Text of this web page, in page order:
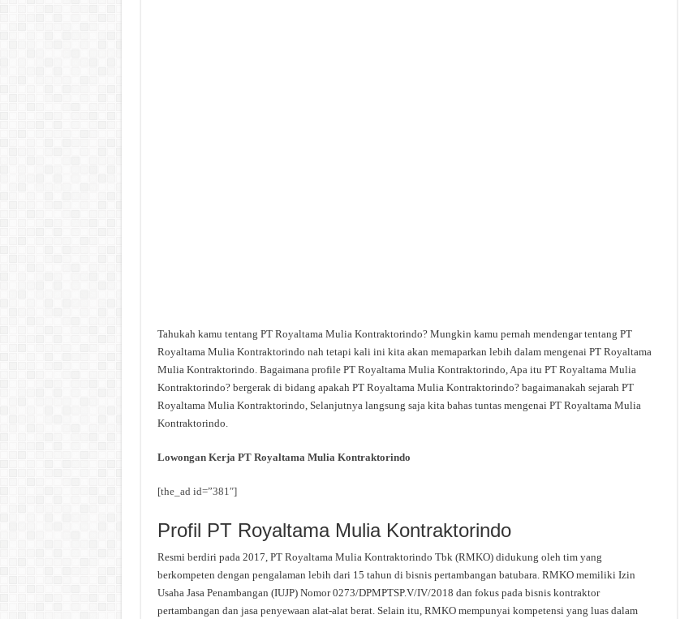
Tahukah kamu tentang PT Royaltama Mulia Kontraktorindo? Mungkin kamu pernah mendengar tentang PT
Royaltama Mulia Kontraktorindo nah tetapi kali ini kita akan memaparkan lebih dalam mengenai PT Royaltama
Mulia Kontraktorindo. Bagaimana profile PT Royaltama Mulia Kontraktorindo, Apa itu PT Royaltama Mulia
Kontraktorindo? bergerak di bidang apakah PT Royaltama Mulia Kontraktorindo? bagaimanakah sejarah PT
Royaltama Mulia Kontraktorindo, Selanjutnya langsung saja kita bahas tuntas mengenai PT Royaltama Mulia
Kontraktorindo.
Lowongan Kerja PT Royaltama Mulia Kontraktorindo
[the_ad id=”381″]
Profil PT Royaltama Mulia Kontraktorindo
Resmi berdiri pada 2017, PT Royaltama Mulia Kontraktorindo Tbk (RMKO) didukung oleh tim yang
berkompeten dengan pengalaman lebih dari 15 tahun di bisnis pertambangan batubara. RMKO memiliki Izin
Usaha Jasa Penambangan (IUJP) Nomor 0273/DPMPTSP.V/IV/2018 dan fokus pada bisnis kontraktor
pertambangan dan jasa penyewaan alat-alat berat. Selain itu, RMKO mempunyai kompetensi yang luas dalam